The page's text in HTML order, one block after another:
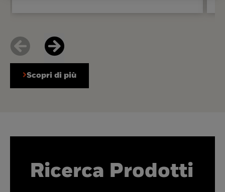
Scopri di più
Ricerca Prodotti